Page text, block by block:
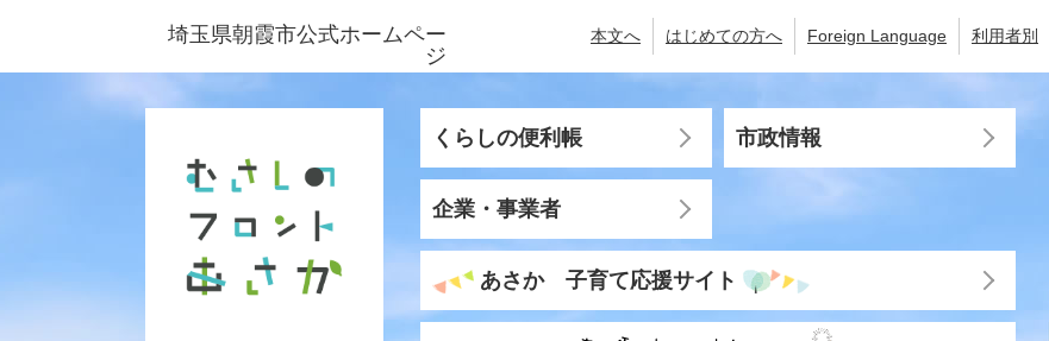
ジ
ュ
埼玉県朝霞市公式ホームペー
ジ
本文へ はじめての方へ Foreign Language 利用者別
くらしの便利帳 市政情報
企業・事業者
あさか 子育て応援サイト